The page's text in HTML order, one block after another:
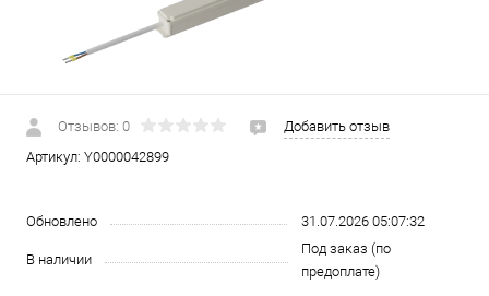
Отзывов: 0
Добавить отзыв
Артикул: Y0000042899
Обновлено 31.07.2026 05:07:32
В наличии
Под заказ (по
предоплате)